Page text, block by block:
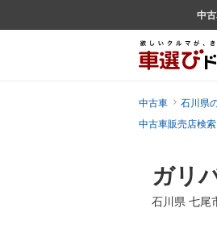
ガリ
石川県 七尾
中
中古車 石川県
中古車販売店検索